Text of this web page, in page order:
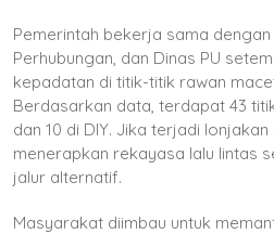
Pemerintah bekerja sama
Perhubungan, dan Dinas PU
kepadatan di titik-titik rawan
Berdasarkan data, terdapat 43
dan 10 di DIY. Jika terjadi
menerapkan rekayasa lalu lintas
jalur alternatif.
Masyarakat diimbau untuk